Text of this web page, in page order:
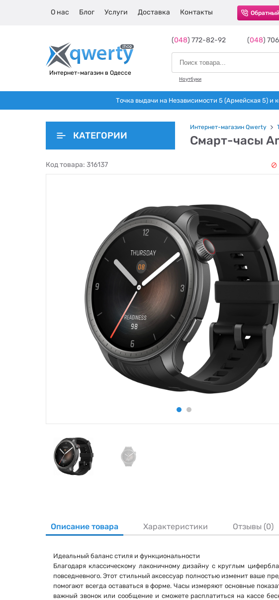
О нас Блог Услуги Доставка Контакты
Интернет-магазин в Одессе
(048) 772-82-92 (048)
Ноутбуки
Точка выдачи на Независимости 5 (Армейская 5) и
КАТЕГОРИИ
Интернет-магазин Qwerty
Смарт-часы
Код товара: 316137
Описание товара Характеристики Отзывы (0)
Идеальный баланс стиля и функциональности
Благодаря классическому лаконичному дизайну с круглым
повседневного. Этот стильный аксессуар полностью изменит ваше
помогают всегда оставаться в форме. Часы измеряют основные
важный звонок или сообщение и сможете расплатиться на кассе